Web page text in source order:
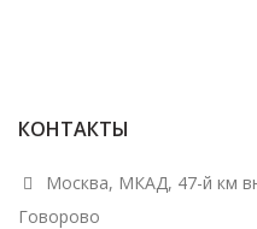
КОНТАКТЫ
Москва, МКАД, 47-й км
Говорово